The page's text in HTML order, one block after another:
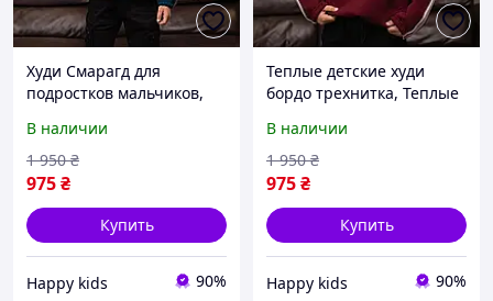
Худи Смарагд для
подростков мальчиков,
для мальчика, Трехнитка
на флисе худи,
Подростковое худи
В наличии
975₴
1 950 ₴
Купить
Happy kids 90%
Теплые детские худи
бордо трехнитка, Теплые
Худи для подростков
мальчиков, Детская
трехнитка
В наличии
975₴
1 950 ₴
Купить
Happy kids 90%